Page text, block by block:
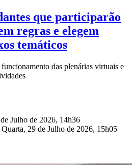
que participarão
regras e elegem
temáticos
das plenárias virtuais e
Julho de 2026, 14h36
29 de Julho de 2026, 15h05